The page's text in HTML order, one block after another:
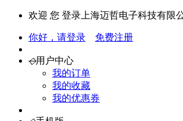
欢迎 您 登录上海迈哲电子科技有限
你好，请登录 免费注册
◇用户中心
我的订单
我的收藏
我的优惠券